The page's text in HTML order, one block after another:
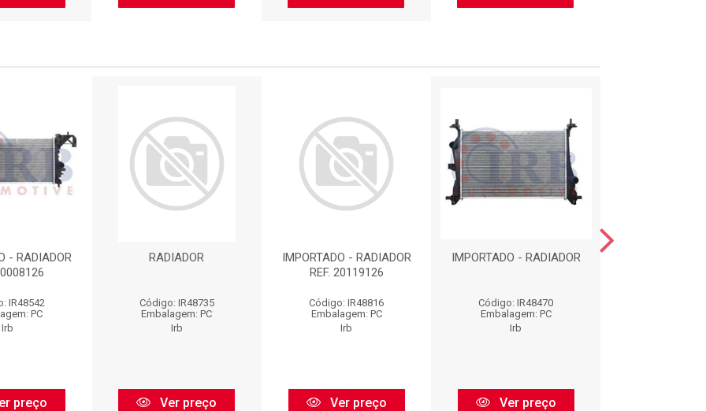
- RADIADOR
IR48542
PC
Irb
preço
RADIADOR
Código: IR48735
Embalagem: PC
Irb
Ver preço
IMPORTADO - RADIADOR
REF. 20119126
Código: IR48816
Embalagem: PC
Irb
Ver preço
IMPORTADO - RADIADOR
Código: IR48470
Embalagem: PC
Irb
Ver preço